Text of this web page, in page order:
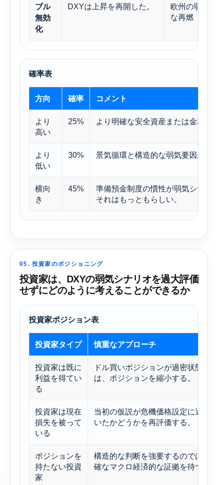
ブル
無効
化
DXYは上昇を再開した。
欧州の弱体
な再燃
確率表
方向 確率 コメント
より
高い
25% より明確な安全資産または金利サ
より
低い
30% 景気循環と構造的な弱気要因が一
横向
き
45%
準備預金制度の慣性が弱気シナリ
それはもっともらしい。
05. 投資家のポジショニング
投資家は、DXYの弱気シナリオを過大評価
せずにどのように考えることができるか
投資家ポジション表
投資家タイプ 慎重なアプローチ
投資家は既に
利益を得てい
る
ドル買いポジションが過密状態に
は、ポジションを縮小する。
投資家は現在
損失を被って
いる
当初の仮説が危機価格設定に過度
いたかどうかを再評価する。
ポジションを
持たない投資
家
構造的な判断を強要するのではな
確なマクロ経済的な証拠を待つべ